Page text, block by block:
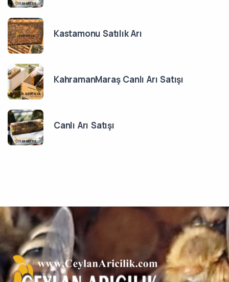
Kastamonu Satılık Arı
KahramanMaraş Canlı Arı Satışı
Canlı Arı Satışı